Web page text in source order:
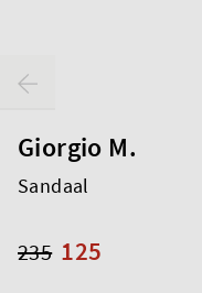
Giorgio M.
Sandaal
125
235